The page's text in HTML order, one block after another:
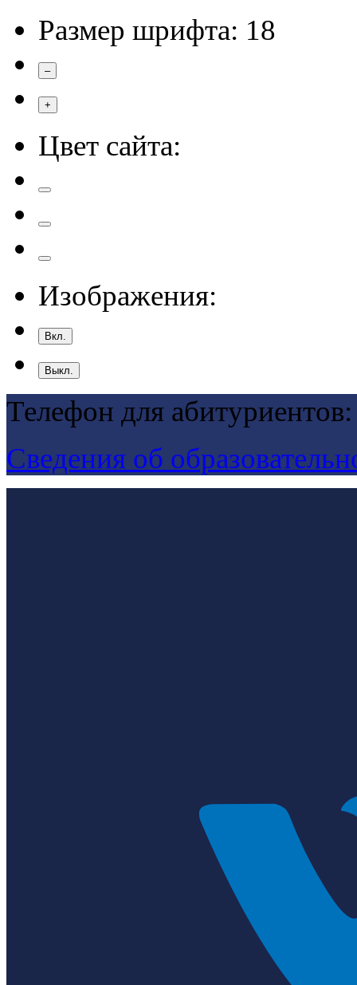
Размер шрифта: 18
–
+
Цвет сайта:
Изображения:
Вкл.
Выкл.
Телефон для
Сведения об